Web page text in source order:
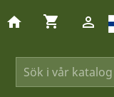
home shopping_cart 